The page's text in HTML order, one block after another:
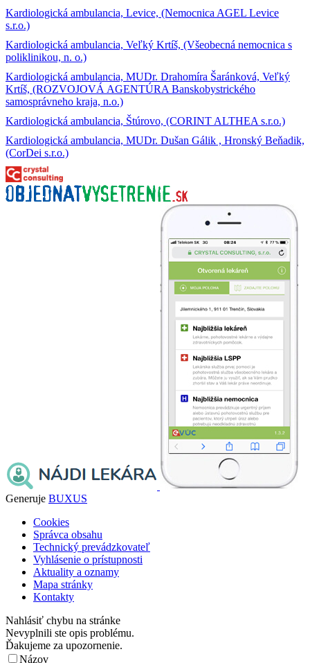
Kardiologická ambulancia, Levice, (Nemocnica AGEL Levice
s.r.o.)
Kardiologická ambulancia, Veľký Krtíš, (Všeobecná nemocnica s
poliklinikou, n. o.)
Kardiologická ambulancia, MUDr. Drahomíra Šaránková, Veľký
Krtíš, (ROZVOJOVÁ AGENTÚRA Banskobystrického
samosprávneho kraja, n.o.)
Kardiologická ambulancia, Štúrovo, (CORINT ALTHEA s.r.o.)
Kardiologická ambulancia, MUDr. Dušan Gálik , Hronský Beňadik,
(CorDei s.r.o.)
Generuje BUXUS
Cookies
Správca obsahu
Technický prevádzkovateľ
Vyhlásenie o prístupnosti
Aktuality a oznamy
Mapa stránky
Kontakty
Nahlásiť chybu na stránke
Nevyplnili ste opis problému.
Ďakujeme za upozornenie.
Názov